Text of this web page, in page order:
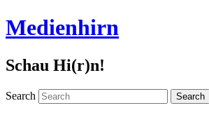
Medienhirn
Schau Hi(r)n!
Search